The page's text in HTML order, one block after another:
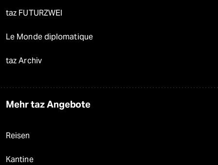
taz FUTURZWEI
Le Monde diplomatique
taz Archiv
Mehr taz Angebote
Reisen
Kantine